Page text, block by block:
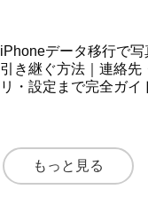
iPhoneデータ移行で写
引き継ぐ方法｜連絡先
リ・設定まで完全ガイ
もっと見る